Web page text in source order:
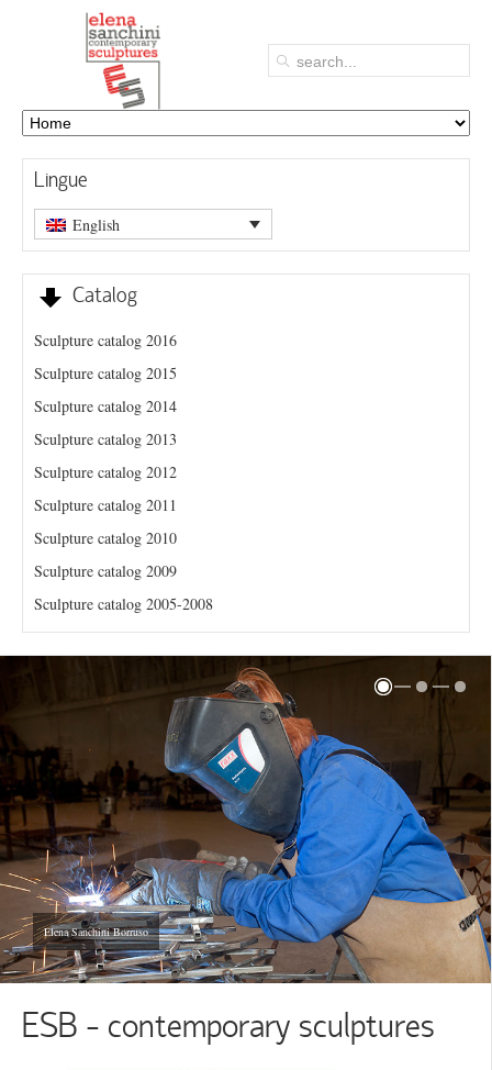
Lingue
English
Catalog
Sculpture catalog 2016
Sculpture catalog 2015
Sculpture catalog 2014
Sculpture catalog 2013
Sculpture catalog 2012
Sculpture catalog 2011
Sculpture catalog 2010
Sculpture catalog 2009
Sculpture catalog 2005-2008
Elena Sanchini Borruso
ESB - contemporary sculptures